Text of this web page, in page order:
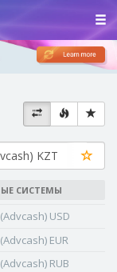
СИСТЕМЫ
USD
EUR
RUB